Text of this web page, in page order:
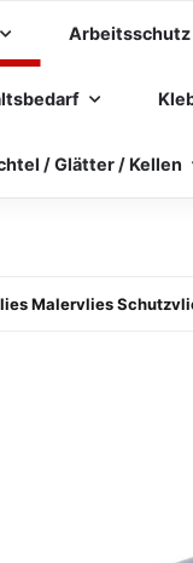
Arbeitsschutz
/ Glätter / Kellen
Malervlies